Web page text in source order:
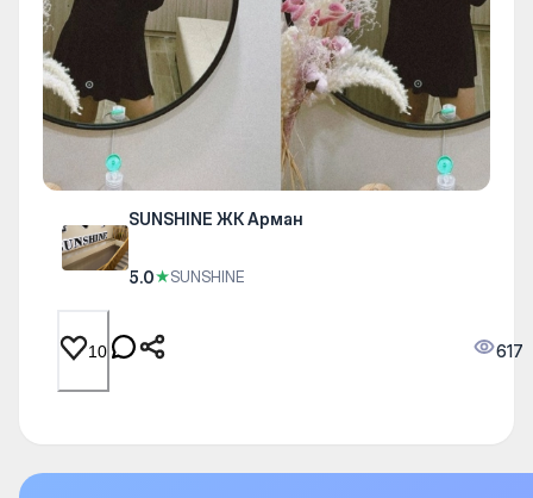
SUNSHINE ЖК Арман
5.0★SUNSHINE
10 617